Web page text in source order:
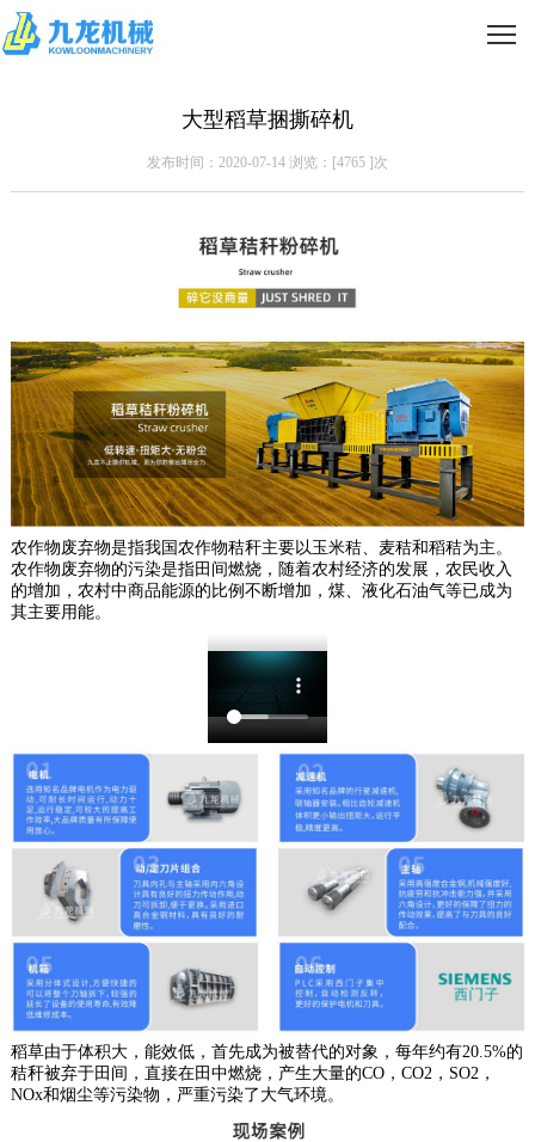
大型稻草捆撕碎机
发布时间：2020-07-14 浏览：[4765 ]次
农作物废弃物是指我国农作物秸秆主要以玉米秸、麦秸和稻秸为主。
农作物废弃物的污染是指田间燃烧，随着农村经济的发展，农民收入
的增加，农村中商品能源的比例不断增加，煤、液化石油气等已成为
其主要用能。
稻草由于体积大，能效低，首先成为被替代的对象，每年约有20.5%的
秸秆被弃于田间，直接在田中燃烧，产生大量的CO，CO2，SO2，
NOx和烟尘等污染物，严重污染了大气环境。